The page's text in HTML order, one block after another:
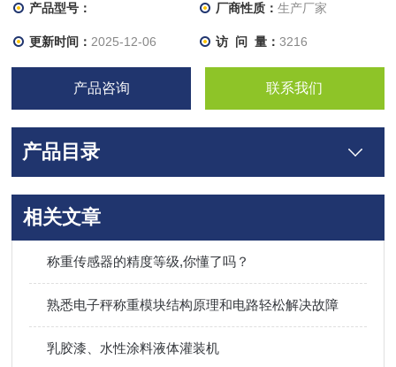
产品型号： 厂商性质： 生产厂家
更新时间： 2025-12-06 访 问 量： 3216
产品咨询 联系我们
产品目录
相关文章
称重传感器的精度等级,你懂了吗？
熟悉电子秤称重模块结构原理和电路轻松解决故障
乳胶漆、水性涂料液体灌装机